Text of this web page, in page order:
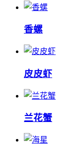
香螺
皮皮虾
兰花蟹